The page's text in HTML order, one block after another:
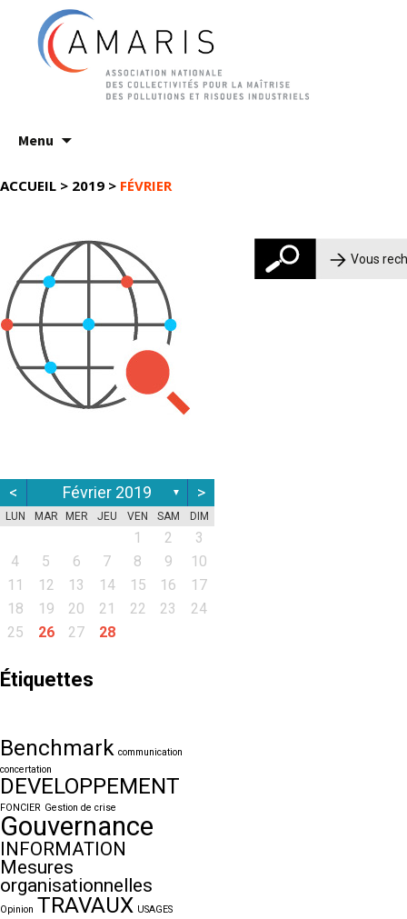
Menu
au
ACCUEIL > 2019 > FÉVRIER
Rechercher :
< Février 2019 ▼ >
LUN MAR MER JEU VEN SAM DIM
1 2
3
4
5 6 7 8 9
10
11
12 13 14 15 16
17
18
19 20 21 22 23
24
25
26 27 28
Étiquettes
Benchmark communication
concertation
DEVELOPPEMENT
FONCIER Gestion de crise
Gouvernance
INFORMATION
Mesures
organisationnelles
Opinion TRAVAUX USAGES